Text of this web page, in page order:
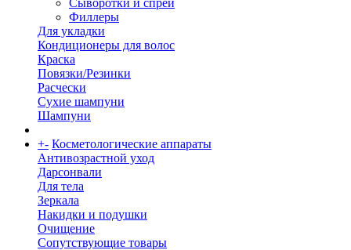
Сыворотки и спреи
Филлеры
Для укладки
Кондиционеры для волос
Краска
Повязки/Резинки
Расчески
Сухие шампуни
Шампуни
+- Косметологические аппараты
Антивозрастной уход
Дарсонвали
Для тела
Зеркала
Накидки и подушки
Очищение
Сопутствующие товары